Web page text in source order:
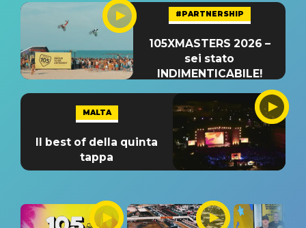
#PARTNERSHIP
105XMASTERS 2026 –
sei stato
INDIMENTICABILE!
MALTA
Il best of della quinta
tappa